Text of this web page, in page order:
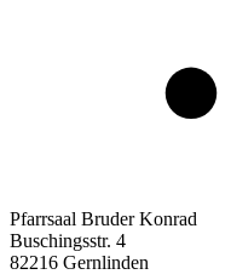
Pfarrsaal Bruder Konrad
Buschingsstr. 4
82216 Gernlinden